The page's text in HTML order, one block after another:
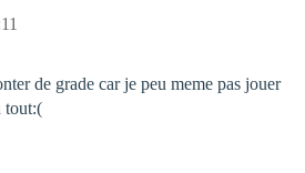
de grade car je peu meme pas jouer
tout:(